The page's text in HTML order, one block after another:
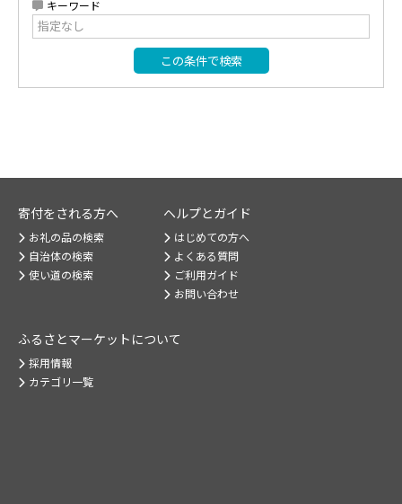
キーワード
この条件で検索
寄付をされる方へ
お礼の品の検索
自治体の検索
使い道の検索
ヘルプとガイド
はじめての方へ
よくある質問
ご利用ガイド
お問い合わせ
ふるさとマーケット について
採用情報
カテゴリ一覧